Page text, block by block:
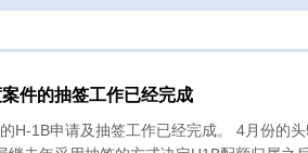
件的抽签工作已经完成
1B申请及抽签工作已经完成。 4月份的头